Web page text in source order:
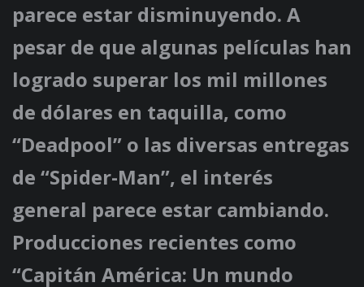
parece estar disminuyendo. A
pesar de que algunas películas han
logrado superar los mil millones
de dólares en taquilla, como
“Deadpool” o las diversas entregas
de “Spider-Man”, el interés
general parece estar cambiando.
Producciones recientes como
“Capitán América: Un mundo